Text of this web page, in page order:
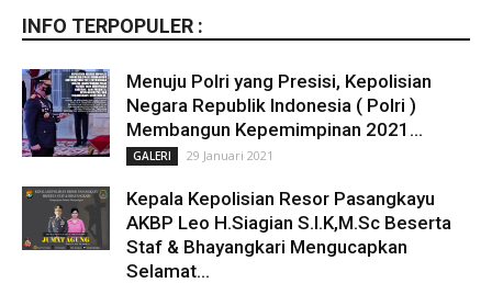
INFO TERPOPULER :
Menuju Polri yang Presisi, Kepolisian
Negara Republik Indonesia ( Polri )
Membangun Kepemimpinan 2021...
GALERI 29 Januari 2021
Kepala Kepolisian Resor Pasangkayu
AKBP Leo H.Siagian S.I.K,M.Sc Beserta
Staf & Bhayangkari Mengucapkan
Selamat...